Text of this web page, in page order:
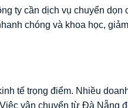
ty cần dịch vụ chuyển dọn
chóng và khoa học,
tế trọng điểm. Nhiều
vận chuyển từ Đà Nẵng